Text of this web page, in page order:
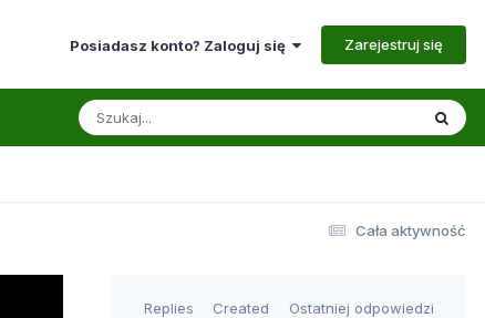
Posiadasz konto? Zaloguj się Zarejestruj się
Cała aktywność
Replies Created Ostatniej odpowiedzi